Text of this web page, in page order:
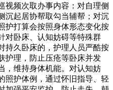
视频次取办事内容：对自理侧
沉起居协帮取勾当辅帮；对沉
护打算会按照身体形态变化按
对卧床、认知妨碍等特殊群
持久卧床的，护理人员严酷按
护理，防止压疮等卧床并发
，维持身体机能。对认知妨
照护体例，通过怀旧指导、轻